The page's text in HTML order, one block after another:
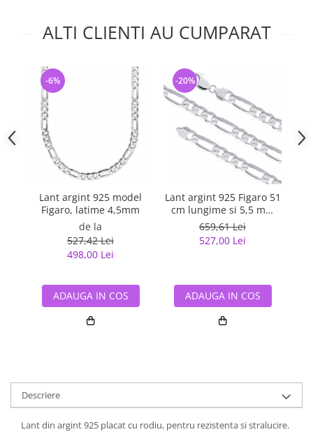
ALTI CLIENTI AU CUMPARAT
Lant argint 925 model
Figaro, latime 4,5mm
de la
527,42 Lei
498,00 Lei
-6%
ADAUGA IN COS
Lant argint 925 Figaro 51
cm lungime si 5,5 mm
latime, Classical You
LSX0202
659,61 Lei
527,00 Lei
-20%
ADAUGA IN COS
Descriere
Lant din argint 925 placat cu rodiu, pentru rezistenta si stralucire.